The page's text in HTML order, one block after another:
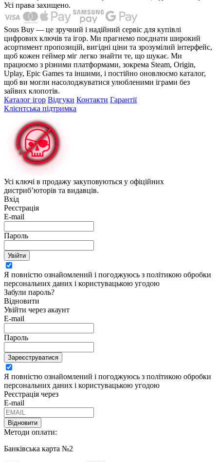
Усі права захищено.
Sous Buy — це зручний і надійний сервіс для купівлі
цифрових ключів та ігор. Ми прагнемо поєднати широкий
асортимент пропозицій, вигідні ціни та зрозумілий інтерфейс,
щоб кожен геймер міг легко знайти те, що шукає. Ми
працюємо з різними платформами, зокрема Steam, Origin,
Uplay, Epic Games та іншими, і постійно оновлюємо каталог,
щоб ви могли насолоджуватися улюбленими іграми без
зайвих клопотів.
Каталог ігор Відгуки Контакти Гарантії
Клієнтська підтримка
Усі ключі в продажу закуповуються у офіційних
дистриб’юторів та видавців.
Вхід
Реєстрація
E-mail
Пароль
Увійти
Я повністю ознайомлений і погоджуюсь з політикою обробки
персональних даних і користувацькою угодою
Забули пароль?
Відновити
Увійти через акаунт
E-mail
Пароль
Зареєструватися
Я повністю ознайомлений і погоджуюсь з політикою обробки
персональних даних і користувацькою угодою
Реєстрація через
E-mail
Відновити
Методи оплати:
Банківська карта №2